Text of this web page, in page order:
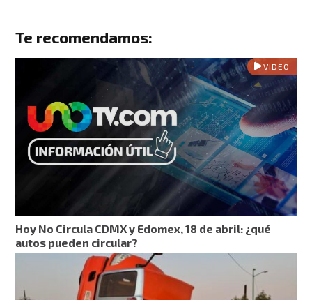
Te recomendamos:
VIDEO
Hoy No Circula CDMX y Edomex, 18 de abril: ¿qué
autos pueden circular?